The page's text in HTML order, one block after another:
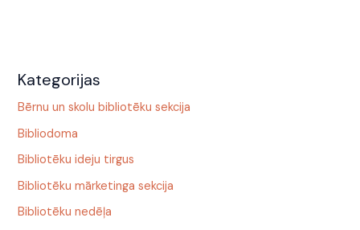
Kategorijas
Bērnu un skolu bibliotēku sekcija
Bibliodoma
Bibliotēku ideju tirgus
Bibliotēku mārketinga sekcija
Bibliotēku nedēļa